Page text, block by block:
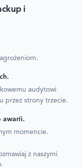
i
.
audytowi
przez strony trzecie.
awarii.
momencie.
z naszymi